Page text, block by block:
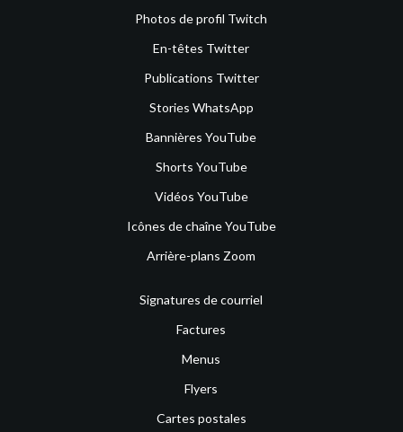
Photos de profil Twitch
En-têtes Twitter
Publications Twitter
Stories WhatsApp
Bannières YouTube
Shorts YouTube
Vidéos YouTube
Icônes de chaîne YouTube
Arrière-plans Zoom
Signatures de courriel
Factures
Menus
Flyers
Cartes postales